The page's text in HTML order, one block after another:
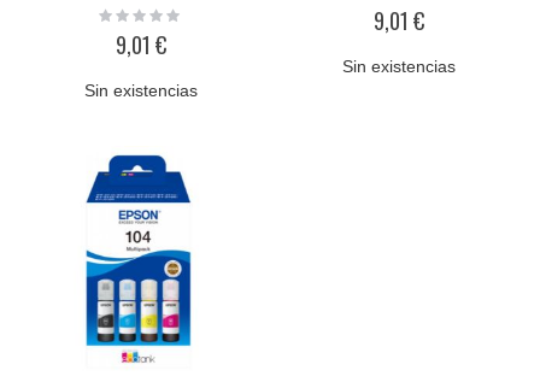
Rating:
9,01 €
Sin existencias
9,01 €
Sin existencias